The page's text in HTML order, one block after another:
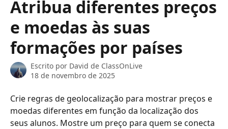
Atribua diferentes preços
e moedas às suas
formações por países
Escrito por David de ClassOnLive
18 de novembro de 2025
Crie regras de geolocalização para mostrar preços e
moedas diferentes em função da localização dos
seus alunos. Mostre um preço para quem se conecta